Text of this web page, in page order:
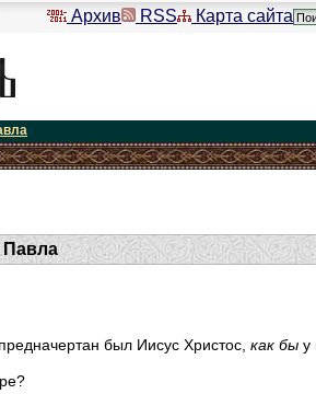
Архив RSS Карта сайта
Павла
был Иисус Христос, как бы у